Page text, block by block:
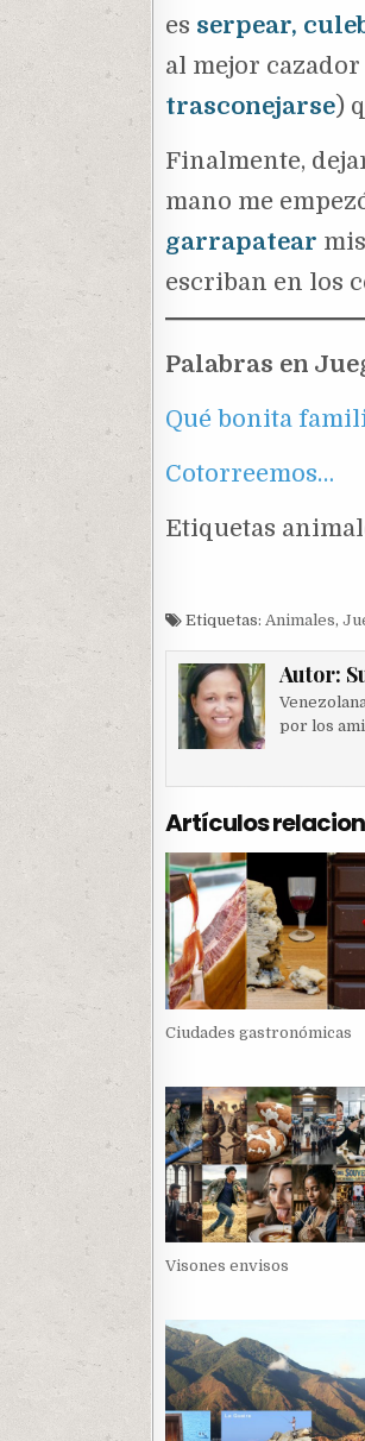
es serpear,
al mejor
trasconejarse)
Finalmente,
mano me
garrapatear
escriban en los
Palabras en
Qué bonita
Cotorreemos…
Etiquetas
Etiquetas: Animales,
Autor:
por los
Artículos
Ciudades gastronómicas
Visones envisos